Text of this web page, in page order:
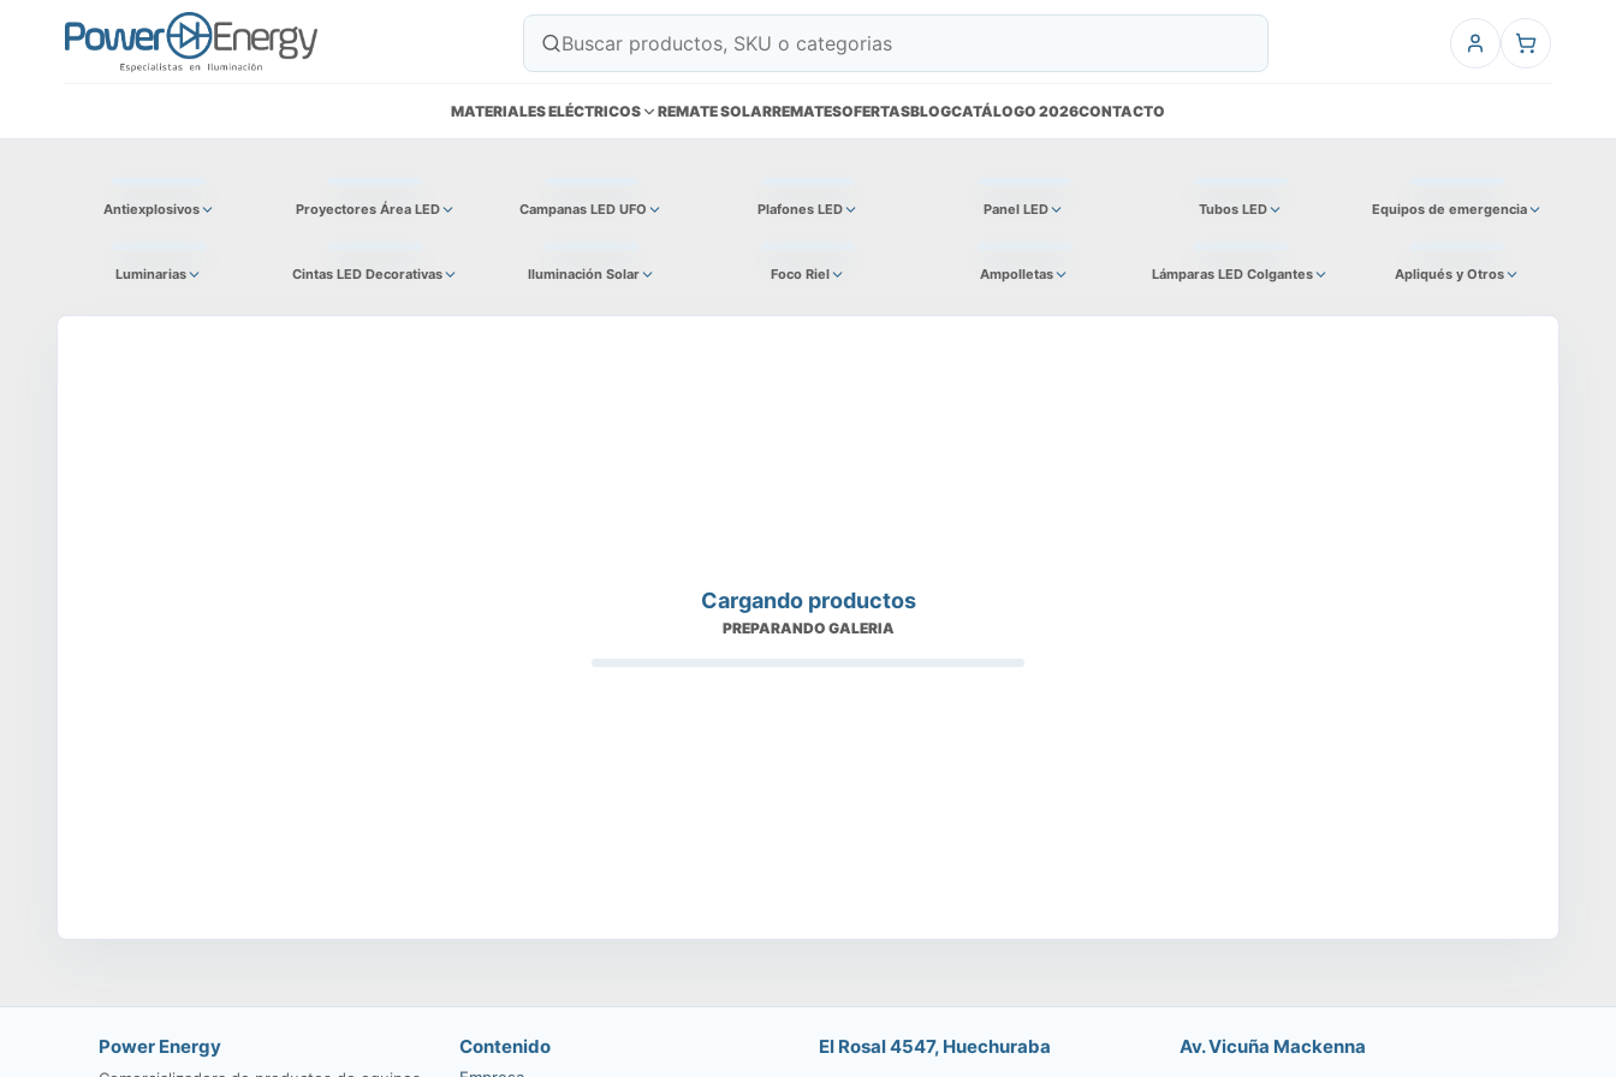
MATERIALES ELÉCTRICOS REMATE SOLARREMATESOFERTASBLOGCATÁLOGO 2026CONTACTO
Antiexplosivos Proyectores Área LED Campanas LED UFO Plafones LED Panel LED Tubos LED Equipos de emergencia
Luminarias Cintas LED Decorativas Iluminación Solar Foco Riel Ampolletas Lámparas LED Colgantes Apliqués y Otros
Cargando productos
PREPARANDO GALERIA
Power Energy Contenido El Rosal 4547, Huechuraba Av. Vicuña Mackenna